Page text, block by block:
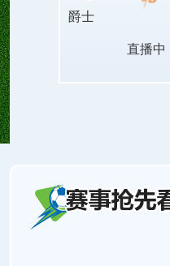
的时间还给看球！
爵士
直播中